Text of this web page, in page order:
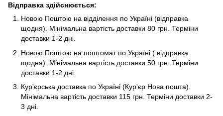
Відправка здійснюється:
Новою Поштою на відділення по Україні (відправка
щодня). Мінімальна вартість доставки 80 грн. Терміни
доставки 1-2 дні.
Новою Поштою на поштомат по Україні ( відправка
щодня). Мінімальна вартість доставки 50 грн. Терміни
доставки 1-2 дні.
Кур'єрська доставка по Україні (Кур'єр Нова пошта).
Мінімальна вартість доставки 115 грн. Терміни доставки 2-
3 дні.